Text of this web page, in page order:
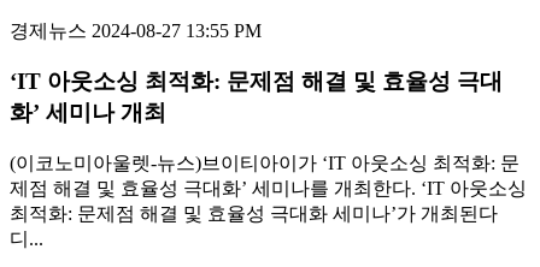
경제뉴스 2024-08-27 13:55 PM
‘IT 아웃소싱 최적화: 문제점 해결 및 효율성 극대
화’ 세미나 개최
(이코노미아울렛-뉴스)브이티아이가 ‘IT 아웃소싱 최적화: 문
제점 해결 및 효율성 극대화’ 세미나를 개최한다. ‘IT 아웃소싱
최적화: 문제점 해결 및 효율성 극대화 세미나’가 개최된다
디...